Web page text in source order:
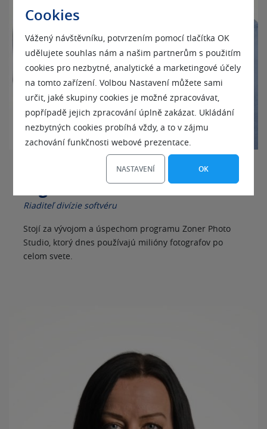
Cookies
Vážený návštěvníku, potvrzením pomocí tlačítka OK
udělujete souhlas nám a našim partnerům s použitím
cookies pro nezbytné, analytické a marketingové účely
na tomto zařízení. Volbou Nastavení můžete sami
určit, jaké skupiny cookies je možné zpracovávat,
popřípadě jejich zpracování úplně zakázat. Ukládání
nezbytných cookies probíhá vždy, a to v zájmu
zachování funkčnosti webové prezentace.
NASTAVENÍ OK
Ing. Michal Prouza
Riaditeľ divízie softvéru
Stojí za vývojom a úspechom programu Zoner Photo
Studio, ktorý dnes používajú milióny fotografov po
celom svete.